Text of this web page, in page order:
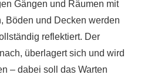
Gängen und Räumen mit
Böden und Decken werden
reflektiert. Der
überlagert sich und wird
– dabei soll das Warten